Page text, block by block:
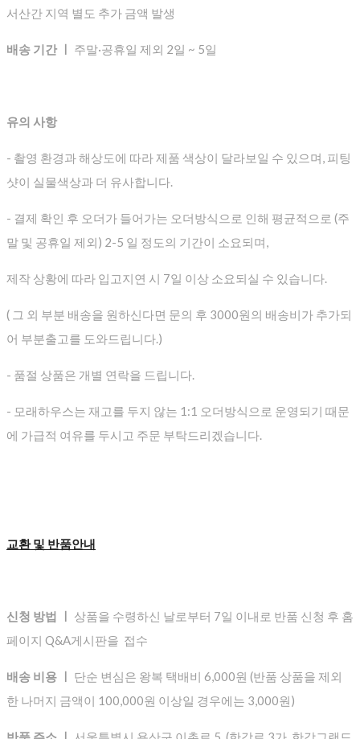
서산간 지역 별도 추가 금액 발생
배송 기간 ㅣ 주말·공휴일 제외 2일 ~ 5일
유의 사항
- 촬영 환경과 해상도에 따라 제품 색상이 달라보일 수 있으며, 피팅
샷이 실물색상과 더 유사합니다.
- 결제 확인 후 오더가 들어가는 오더방식으로 인해 평균적으로 (주
말 및 공휴일 제외) 2-5 일 정도의 기간이 소요되며,
제작 상황에 따라 입고지연 시 7일 이상 소요되실 수 있습니다.
( 그 외 부분 배송을 원하신다면 문의 후 3000원의 배송비가 추가되
어 부분출고를 도와드립니다.)
- 품절 상품은 개별 연락을 드립니다.
- 모래하우스는 재고를 두지 않는 1:1 오더방식으로 운영되기 때문
에 가급적 여유를 두시고 주문 부탁드리겠습니다.
교환 및 반품안내
신청 방법 ㅣ 상품을 수령하신 날로부터 7일 이내로 반품 신청 후 홈
페이지 Q&A게시판을 접수
배송 비용 ㅣ
단순 변심은 왕복 택배비 6,000원 (반품 상품을 제외
한 나머지 금액이 100,000원 이상일 경우에는 3,000원)